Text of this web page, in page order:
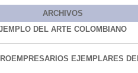
ARCHIVOS
DEL ARTE COLOMBIANO
EJEMPLARES